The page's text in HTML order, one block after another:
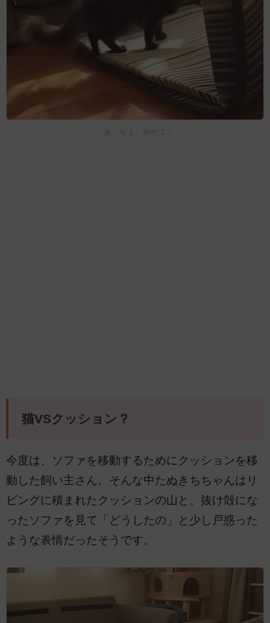
「あ、ちょ、やめて」
猫VSクッション？
今度は、ソファを移動するためにクッションを移
動した飼い主さん。そんな中たぬきちちゃんはリ
ビングに積まれたクッションの山と、抜け殻にな
ったソファを見て「どうしたの」と少し戸惑った
ような表情だったそうです。